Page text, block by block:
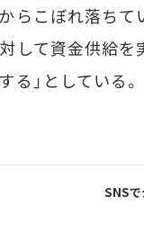
らこぼれ落ちて
して資金供給を
」としている。
SNS